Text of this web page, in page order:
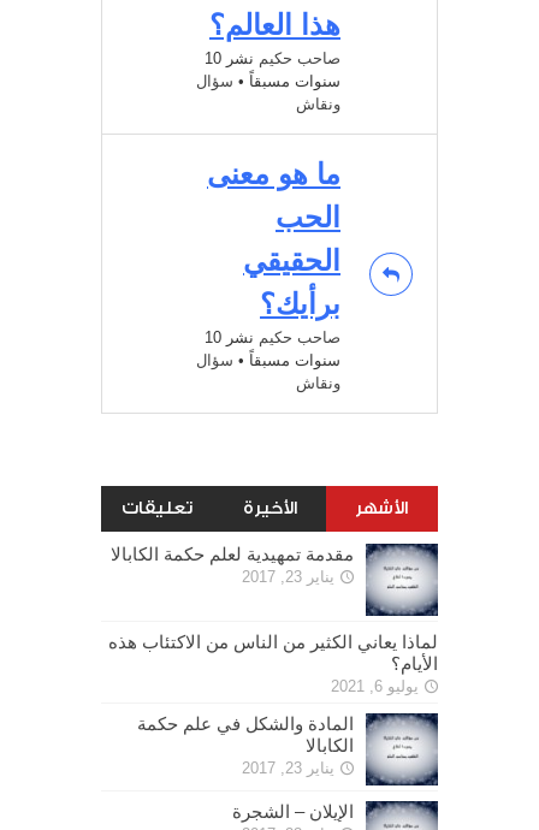
هذا العالم؟
صاحب حكيم
نشر 10
سنوات مسبقاً • سؤال
ونقاش
ما هو معنى
الحب
الحقيقي
برأيك؟
صاحب حكيم
نشر 10
سنوات مسبقاً • سؤال
ونقاش
الأشهر الأخيرة تعليقات
مقدمة تمهيدية لعلم حكمة الكابالا
يناير 23, 2017
لماذا يعاني الكثير من الناس من الاكتئاب هذه
الأيام؟
يوليو 6, 2021
المادة والشكل في علم حكمة
الكابالا
يناير 23, 2017
الإيلان – الشجرة